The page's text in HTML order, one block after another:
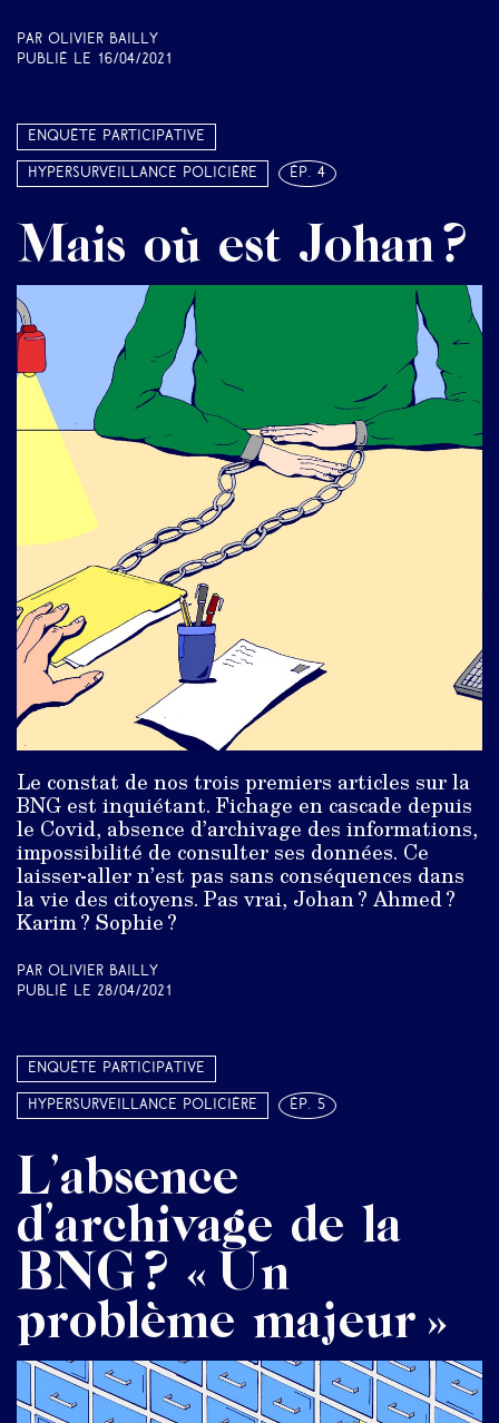
Par Olivier Bailly
Publié le 16/04/2021
Enquête participative
Hypersurveillance policière ép. 4
Mais où est Johan ?
Le constat de nos trois premiers articles sur la
BNG est inquiétant. Fichage en cascade depuis
le Covid, absence d’archivage des informations,
impossibilité de consulter ses données. Ce
laisser-aller n’est pas sans conséquences dans
la vie des citoyens. Pas vrai, Johan ? Ahmed ?
Karim ? Sophie ?
Par Olivier Bailly
Publié le 28/04/2021
Enquête participative
Hypersurveillance policière ép. 5
L’absence
d’archivage de la
BNG ? « Un
problème majeur »